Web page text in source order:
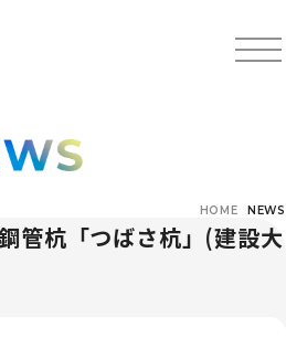
HOME NEWS
管杭「つばさ杭」(建設大